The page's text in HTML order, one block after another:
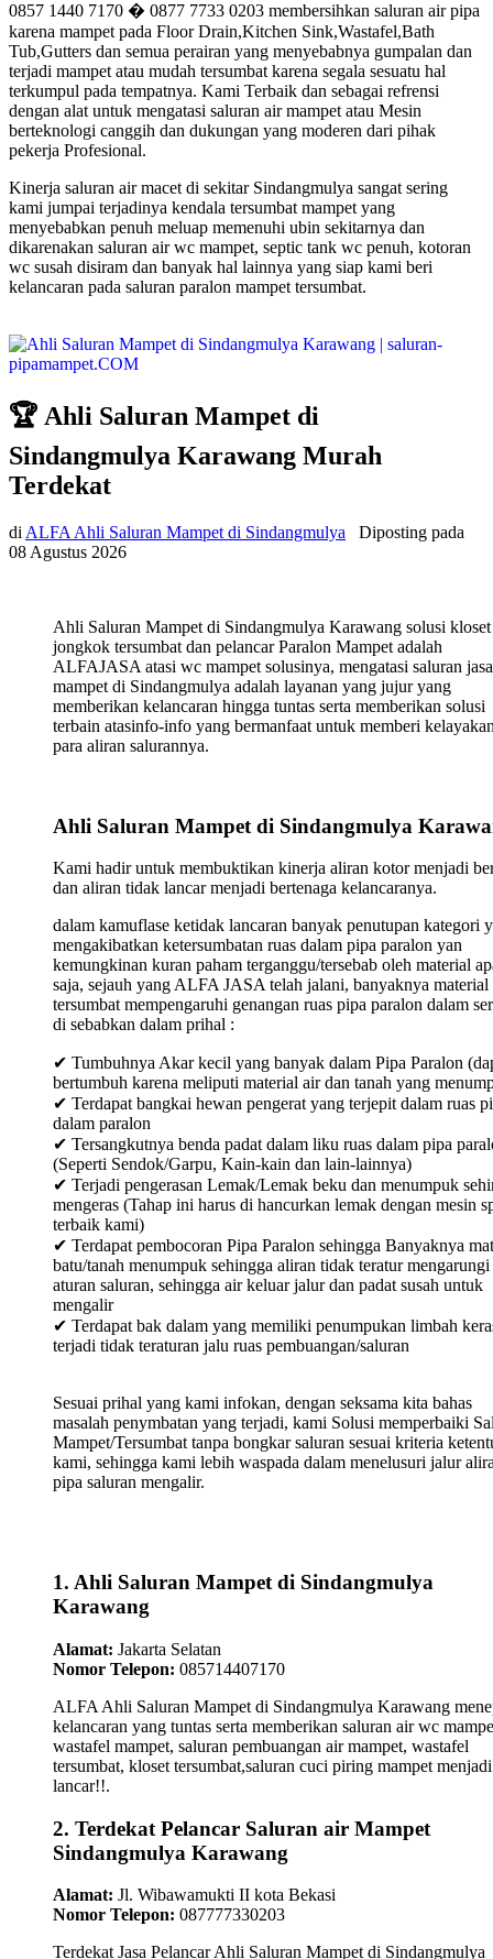
0857 1440 7170 � 0877 7733 0203 membersihkan saluran air pipa
karena mampet pada Floor Drain,Kitchen Sink,Wastafel,Bath
Tub,Gutters dan semua perairan yang menyebabnya gumpalan dan
terjadi mampet atau mudah tersumbat karena segala sesuatu hal
terkumpul pada tempatnya. Kami Terbaik dan sebagai refrensi
dengan alat untuk mengatasi saluran air mampet atau Mesin
berteknologi canggih dan dukungan yang moderen dari pihak
pekerja Profesional.
Kinerja saluran air macet di sekitar Sindangmulya sangat sering
kami jumpai terjadinya kendala tersumbat mampet yang
menyebabkan penuh meluap memenuhi ubin sekitarnya dan
dikarenakan saluran air wc mampet, septic tank wc penuh, kotoran
wc susah disiram dan banyak hal lainnya yang siap kami beri
kelancaran pada saluran paralon mampet tersumbat.
🏆 Ahli Saluran Mampet di
Sindangmulya Karawang Murah
Terdekat
di ALFA Ahli Saluran Mampet di Sindangmulya
Diposting pada
08 Agustus 2026
Ahli Saluran Mampet di Sindangmulya Karawang solusi kloset
jongkok tersumbat dan pelancar Paralon Mampet adalah
ALFAJASA atasi wc mampet solusinya, mengatasi saluran jasa
mampet di Sindangmulya adalah layanan yang jujur yang
memberikan kelancaran hingga tuntas serta memberikan solusi
terbain atasinfo-info yang bermanfaat untuk memberi
para aliran salurannya.
Ahli Saluran Mampet di Sindangmulya
Kami hadir untuk membuktikan kinerja aliran kotor menjadi
dan aliran tidak lancar menjadi bertenaga kelancaranya.
dalam kamuflase ketidak lancaran banyak penutupan kategori
mengakibatkan ketersumbatan ruas dalam pipa paralon yan
kemungkinan kuran paham terganggu/tersebab oleh material
saja, sejauh yang ALFA JASA telah jalani, banyaknya material
tersumbat mempengaruhi genangan ruas pipa paralon dalam
di sebabkan dalam prihal :
✔ Tumbuhnya Akar kecil yang banyak dalam Pipa Paralon
bertumbuh karena meliputi material air dan tanah yang
✔ Terdapat bangkai hewan pengerat yang terjepit dalam ruas
dalam paralon
✔ Tersangkutnya benda padat dalam liku ruas dalam pipa
(Seperti Sendok/Garpu, Kain-kain dan lain-lainnya)
✔ Terjadi pengerasan Lemak/Lemak beku dan menumpuk
mengeras (Tahap ini harus di hancurkan lemak dengan mesin
terbaik kami)
✔ Terdapat pembocoran Pipa Paralon sehingga Banyaknya
batu/tanah menumpuk sehingga aliran tidak teratur mengarungi
aturan saluran, sehingga air keluar jalur dan padat susah untuk
mengalir
✔ Terdapat bak dalam yang memiliki penumpukan limbah
terjadi tidak teraturan jalu ruas pembuangan/saluran
Sesuai prihal yang kami infokan, dengan seksama kita bahas
masalah penymbatan yang terjadi, kami Solusi memperbaiki
Mampet/Tersumbat tanpa bongkar saluran sesuai kriteria
kami, sehingga kami lebih waspada dalam menelusuri jalur
pipa saluran mengalir.
1. Ahli Saluran Mampet di Sindangmulya
Karawang
Alamat: Jakarta Selatan
Nomor Telepon: 085714407170
ALFA Ahli Saluran Mampet di Sindangmulya Karawang
kelancaran yang tuntas serta memberikan saluran air wc
wastafel mampet, saluran pembuangan air mampet, wastafel
tersumbat, kloset tersumbat,saluran cuci piring mampet menjadi
lancar!!.
2. Terdekat Pelancar Saluran air Mampet
Sindangmulya Karawang
Alamat: Jl. Wibawamukti II kota Bekasi
Nomor Telepon: 087777330203
Terdekat Jasa Pelancar Ahli Saluran Mampet di Sindangmulya